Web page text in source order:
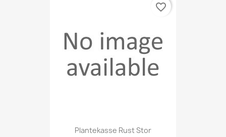
Plantekasse Rust Stor
favorite_border